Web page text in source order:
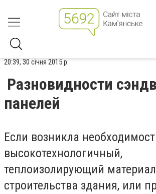
20:39, 30 січня 2015 р.
Разновидности
панелей
Если возникла
высокотехнологичный,
теплоизолирующий
строительства здания, или